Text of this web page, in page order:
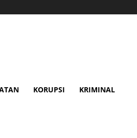
KORUPSI KRIMINAL